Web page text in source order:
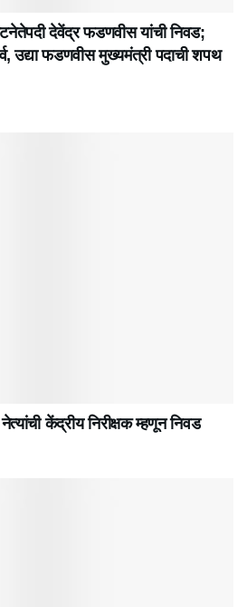
देवेंद्र फडणवीस यांची निवड;
उद्या फडणवीस मुख्यमंत्री पदाची शपथ
केंद्रीय निरीक्षक म्हणून निवड